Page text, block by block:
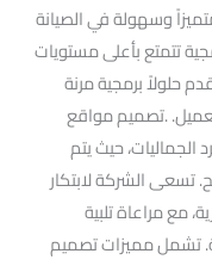
وسهولة في الصيانة
تتمتع بأعلى مستويات
حلولاً برمجية مرنة
.تصميم مواقع
الجماليات، حيث يتم
تسعى الشركة لابتكار
مع مراعاة تلبية
تشمل مميزات تصميم